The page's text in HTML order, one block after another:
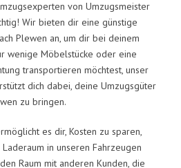
von Umzugsmeister
Wir bieten dir eine günstige
Plewen an, um dir bei deinem
wenige Möbelstücke oder eine
transportieren möchtest, unser
dich dabei, deine Umzugsgüter
zu bringen.
es dir, Kosten zu sparen,
in unseren Fahrzeugen
Raum mit anderen Kunden, die